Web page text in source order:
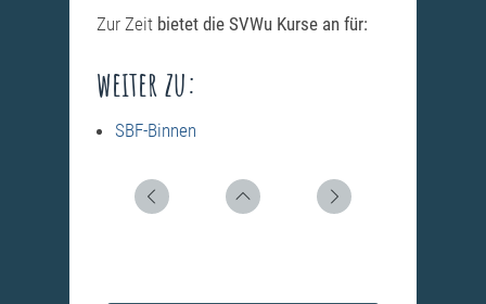
Zur Zeit bietet die SVWu Kurse an für:
weiter zu:
SBF-Binnen